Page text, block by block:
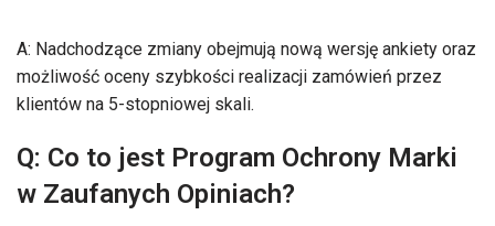
A: Nadchodzące zmiany obejmują nową wersję ankiety oraz
możliwość oceny szybkości realizacji zamówień przez
klientów na 5-stopniowej skali.
Q: Co to jest Program Ochrony Marki
w Zaufanych Opiniach?